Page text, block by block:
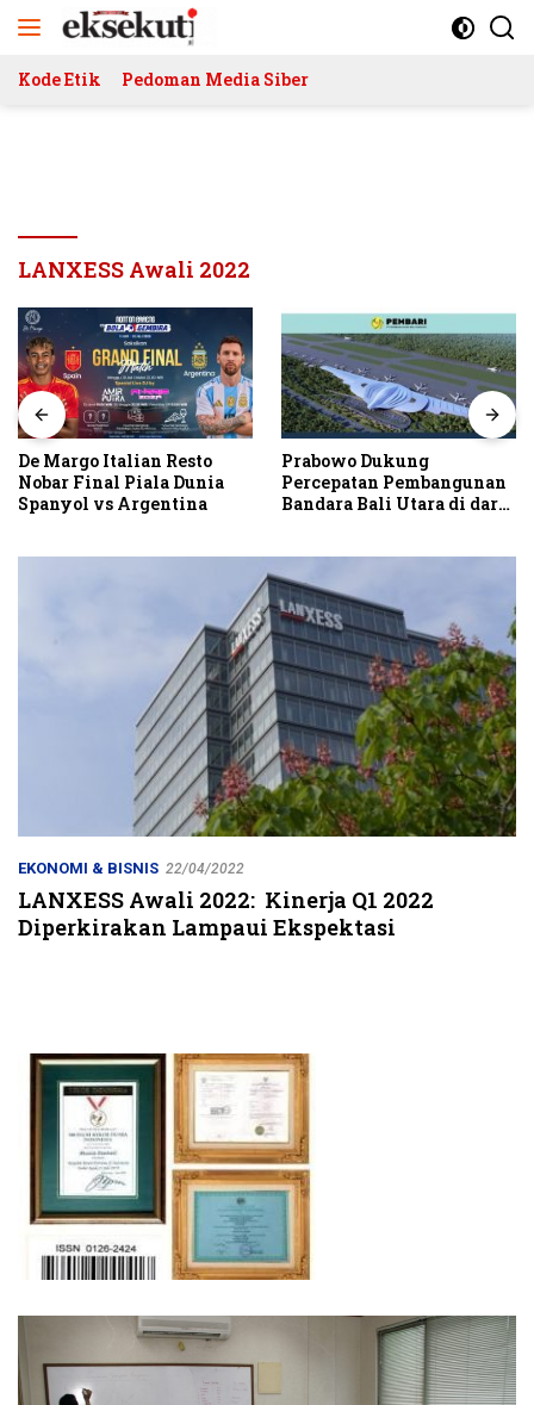
Kode Etik Pedoman Media Siber
LANXESS Awali 2022
De Margo Italian Resto
Nobar Final Piala Dunia
Spanyol vs Argentina
Prabowo Dukung
Percepatan Pembangunan
Bandara Bali Utara di darat
EKONOMI & BISNIS 22/04/2022
LANXESS Awali 2022: Kinerja Q1 2022
Diperkirakan Lampaui Ekspektasi